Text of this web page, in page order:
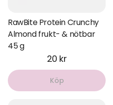
RawBite Protein Crunchy
Almond frukt- & nötbar
45 g
20 kr
Köp